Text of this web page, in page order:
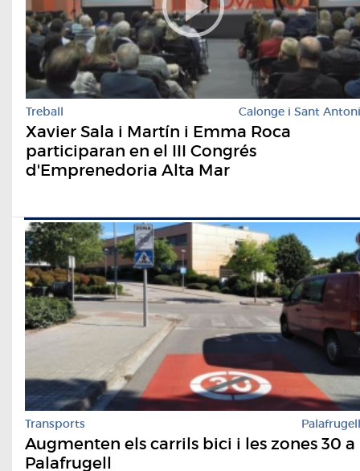
Treball Calonge i Sant Antoni
Xavier Sala i Martín i Emma Roca
participaran en el III Congrés
d'Emprenedoria Alta Mar
Transports Palafrugell
Augmenten els carrils bici i les zones 30 a
Palafrugell